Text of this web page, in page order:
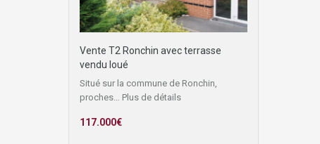
Vente T2 Ronchin avec terrasse
vendu loué
Situé sur la commune de Ronchin,
proches… Plus de détails
117.000€